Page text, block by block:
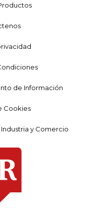
de Información
Cookies
y Comercio